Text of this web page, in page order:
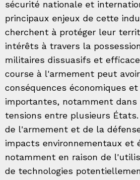
sécurité nationale et
principaux enjeux de cette
cherchent à protéger leur
intérêts à travers la
militaires dissuasifs et
course à l'armement peut
conséquences économiques
importantes, notamment dans
tensions entre plusieurs
de l'armement et de la
impacts environnementaux et
notamment en raison de
de technologies